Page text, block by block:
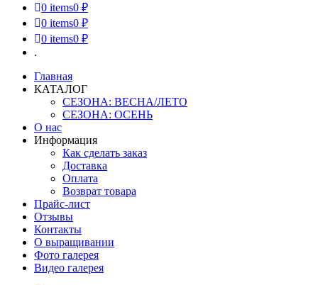
0 items0 ₽
0 items0 ₽
0 items0 ₽
.
Главная
КАТАЛОГ
СЕЗОНА: ВЕСНА/ЛЕТО
СЕЗОНА: ОСЕНЬ
О нас
Информация
Как сделать заказ
Доставка
Оплата
Возврат товара
Прайс-лист
Отзывы
Контакты
О выращивании
Фото галерея
Видео галерея